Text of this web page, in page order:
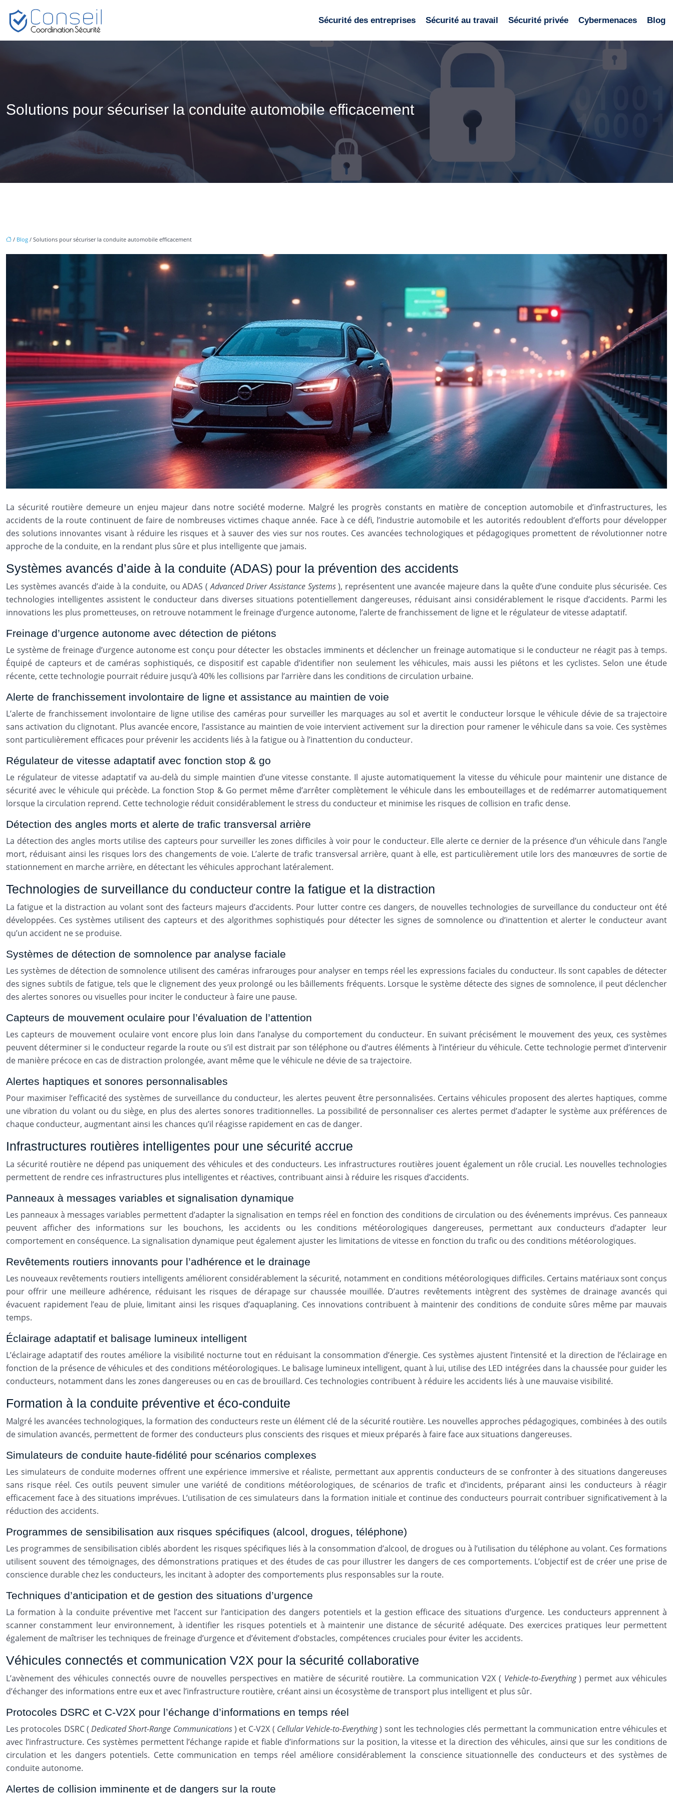
Sécurité des entreprises Sécurité au travail Sécurité privée Cybermenaces Blog
Solutions pour sécuriser la conduite automobile efficacement
/ Blog / Solutions pour sécuriser la conduite automobile efficacement
La sécurité routière demeure un enjeu majeur dans notre société moderne. Malgré les progrès constants en matière de conception automobile et d’infrastructures, les
accidents de la route continuent de faire de nombreuses victimes chaque année. Face à ce défi, l’industrie automobile et les autorités redoublent d’efforts pour développer
des solutions innovantes visant à réduire les risques et à sauver des vies sur nos routes. Ces avancées technologiques et pédagogiques promettent de révolutionner notre
approche de la conduite, en la rendant plus sûre et plus intelligente que jamais.
Systèmes avancés d’aide à la conduite (ADAS) pour la prévention des accidents
Les systèmes avancés d’aide à la conduite, ou ADAS (Advanced Driver Assistance Systems), représentent une avancée majeure dans la quête d’une conduite plus sécurisée. Ces
technologies intelligentes assistent le conducteur dans diverses situations potentiellement dangereuses, réduisant ainsi considérablement le risque d’accidents. Parmi les
innovations les plus prometteuses, on retrouve notamment le freinage d’urgence autonome, l’alerte de franchissement de ligne et le régulateur de vitesse adaptatif.
Freinage d’urgence autonome avec détection de piétons
Le système de freinage d’urgence autonome est conçu pour détecter les obstacles imminents et déclencher un freinage automatique si le conducteur ne réagit pas à temps.
Équipé de capteurs et de caméras sophistiqués, ce dispositif est capable d’identifier non seulement les véhicules, mais aussi les piétons et les cyclistes. Selon une étude
récente, cette technologie pourrait réduire jusqu’à 40% les collisions par l’arrière dans les conditions de circulation urbaine.
Alerte de franchissement involontaire de ligne et assistance au maintien de voie
L’alerte de franchissement involontaire de ligne utilise des caméras pour surveiller les marquages au sol et avertit le conducteur lorsque le véhicule dévie de sa trajectoire
sans activation du clignotant. Plus avancée encore, l’assistance au maintien de voie intervient activement sur la direction pour ramener le véhicule dans sa voie. Ces systèmes
sont particulièrement efficaces pour prévenir les accidents liés à la fatigue ou à l’inattention du conducteur.
Régulateur de vitesse adaptatif avec fonction stop & go
Le régulateur de vitesse adaptatif va au-delà du simple maintien d’une vitesse constante. Il ajuste automatiquement la vitesse du véhicule pour maintenir une distance de
sécurité avec le véhicule qui précède. La fonction Stop & Go permet même d’arrêter complètement le véhicule dans les embouteillages et de redémarrer automatiquement
lorsque la circulation reprend. Cette technologie réduit considérablement le stress du conducteur et minimise les risques de collision en trafic dense.
Détection des angles morts et alerte de trafic transversal arrière
La détection des angles morts utilise des capteurs pour surveiller les zones difficiles à voir pour le conducteur. Elle alerte ce dernier de la présence d’un véhicule dans l’angle
mort, réduisant ainsi les risques lors des changements de voie. L’alerte de trafic transversal arrière, quant à elle, est particulièrement utile lors des manœuvres de sortie de
stationnement en marche arrière, en détectant les véhicules approchant latéralement.
Technologies de surveillance du conducteur contre la fatigue et la distraction
La fatigue et la distraction au volant sont des facteurs majeurs d’accidents. Pour lutter contre ces dangers, de nouvelles technologies de surveillance du conducteur ont été
développées. Ces systèmes utilisent des capteurs et des algorithmes sophistiqués pour détecter les signes de somnolence ou d’inattention et alerter le conducteur avant
qu’un accident ne se produise.
Systèmes de détection de somnolence par analyse faciale
Les systèmes de détection de somnolence utilisent des caméras infrarouges pour analyser en temps réel les expressions faciales du conducteur. Ils sont capables de détecter
des signes subtils de fatigue, tels que le clignement des yeux prolongé ou les bâillements fréquents. Lorsque le système détecte des signes de somnolence, il peut déclencher
des alertes sonores ou visuelles pour inciter le conducteur à faire une pause.
Capteurs de mouvement oculaire pour l’évaluation de l’attention
Les capteurs de mouvement oculaire vont encore plus loin dans l’analyse du comportement du conducteur. En suivant précisément le mouvement des yeux, ces systèmes
peuvent déterminer si le conducteur regarde la route ou s’il est distrait par son téléphone ou d’autres éléments à l’intérieur du véhicule. Cette technologie permet d’intervenir
de manière précoce en cas de distraction prolongée, avant même que le véhicule ne dévie de sa trajectoire.
Alertes haptiques et sonores personnalisables
Pour maximiser l’efficacité des systèmes de surveillance du conducteur, les alertes peuvent être personnalisées. Certains véhicules proposent des alertes haptiques, comme
une vibration du volant ou du siège, en plus des alertes sonores traditionnelles. La possibilité de personnaliser ces alertes permet d’adapter le système aux préférences de
chaque conducteur, augmentant ainsi les chances qu’il réagisse rapidement en cas de danger.
Infrastructures routières intelligentes pour une sécurité accrue
La sécurité routière ne dépend pas uniquement des véhicules et des conducteurs. Les infrastructures routières jouent également un rôle crucial. Les nouvelles technologies
permettent de rendre ces infrastructures plus intelligentes et réactives, contribuant ainsi à réduire les risques d’accidents.
Panneaux à messages variables et signalisation dynamique
Les panneaux à messages variables permettent d’adapter la signalisation en temps réel en fonction des conditions de circulation ou des événements imprévus. Ces panneaux
peuvent afficher des informations sur les bouchons, les accidents ou les conditions météorologiques dangereuses, permettant aux conducteurs d’adapter leur
comportement en conséquence. La signalisation dynamique peut également ajuster les limitations de vitesse en fonction du trafic ou des conditions météorologiques.
Revêtements routiers innovants pour l’adhérence et le drainage
Les nouveaux revêtements routiers intelligents améliorent considérablement la sécurité, notamment en conditions météorologiques difficiles. Certains matériaux sont conçus
pour offrir une meilleure adhérence, réduisant les risques de dérapage sur chaussée mouillée. D’autres revêtements intègrent des systèmes de drainage avancés qui
évacuent rapidement l’eau de pluie, limitant ainsi les risques d’aquaplaning. Ces innovations contribuent à maintenir des conditions de conduite sûres même par mauvais
temps.
Éclairage adaptatif et balisage lumineux intelligent
L’éclairage adaptatif des routes améliore la visibilité nocturne tout en réduisant la consommation d’énergie. Ces systèmes ajustent l’intensité et la direction de l’éclairage en
fonction de la présence de véhicules et des conditions météorologiques. Le balisage lumineux intelligent, quant à lui, utilise des LED intégrées dans la chaussée pour guider les
conducteurs, notamment dans les zones dangereuses ou en cas de brouillard. Ces technologies contribuent à réduire les accidents liés à une mauvaise visibilité.
Formation à la conduite préventive et éco-conduite
Malgré les avancées technologiques, la formation des conducteurs reste un élément clé de la sécurité routière. Les nouvelles approches pédagogiques, combinées à des outils
de simulation avancés, permettent de former des conducteurs plus conscients des risques et mieux préparés à faire face aux situations dangereuses.
Simulateurs de conduite haute-fidélité pour scénarios complexes
Les simulateurs de conduite modernes offrent une expérience immersive et réaliste, permettant aux apprentis conducteurs de se confronter à des situations dangereuses
sans risque réel. Ces outils peuvent simuler une variété de conditions météorologiques, de scénarios de trafic et d’incidents, préparant ainsi les conducteurs à réagir
efficacement face à des situations imprévues. L’utilisation de ces simulateurs dans la formation initiale et continue des conducteurs pourrait contribuer significativement à la
réduction des accidents.
Programmes de sensibilisation aux risques spécifiques (alcool, drogues, téléphone)
Les programmes de sensibilisation ciblés abordent les risques spécifiques liés à la consommation d’alcool, de drogues ou à l’utilisation du téléphone au volant. Ces formations
utilisent souvent des témoignages, des démonstrations pratiques et des études de cas pour illustrer les dangers de ces comportements. L’objectif est de créer une prise de
conscience durable chez les conducteurs, les incitant à adopter des comportements plus responsables sur la route.
Techniques d’anticipation et de gestion des situations d’urgence
La formation à la conduite préventive met l’accent sur l’anticipation des dangers potentiels et la gestion efficace des situations d’urgence. Les conducteurs apprennent à
scanner constamment leur environnement, à identifier les risques potentiels et à maintenir une distance de sécurité adéquate. Des exercices pratiques leur permettent
également de maîtriser les techniques de freinage d’urgence et d’évitement d’obstacles, compétences cruciales pour éviter les accidents.
Véhicules connectés et communication V2X pour la sécurité collaborative
L’avènement des véhicules connectés ouvre de nouvelles perspectives en matière de sécurité routière. La communication V2X ( Vehicle-to-Everything) permet aux véhicules
d’échanger des informations entre eux et avec l’infrastructure routière, créant ainsi un écosystème de transport plus intelligent et plus sûr.
Protocoles DSRC et C-V2X pour l’échange d’informations en temps réel
Les protocoles DSRC (Dedicated Short-Range Communications) et C-V2X ( Cellular Vehicle-to-Everything) sont les technologies clés permettant la communication entre véhicules et
avec l’infrastructure. Ces systèmes permettent l’échange rapide et fiable d’informations sur la position, la vitesse et la direction des véhicules, ainsi que sur les conditions de
circulation et les dangers potentiels. Cette communication en temps réel améliore considérablement la conscience situationnelle des conducteurs et des systèmes de
conduite autonome.
Alertes de collision imminente et de dangers sur la route